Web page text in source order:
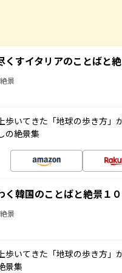
くすイタリアのことばと
景
歩いてきた「地球の歩き方」
の絶景集
く韓国のことばと絶景１
景
歩いてきた「地球の歩き方」
景集